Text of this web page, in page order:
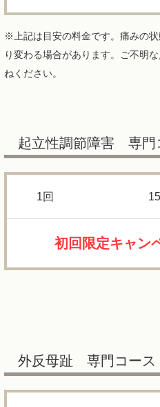
※上記は目安の料金です。痛みの
り変わる場合があります。ご不明
ねください。
起立性調節障害 専門
1回
初回限定キャン
外反母趾 専門コース